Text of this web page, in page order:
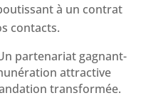
à un contrat
contacts.
partenariat gagnant-
attractive
transformée.